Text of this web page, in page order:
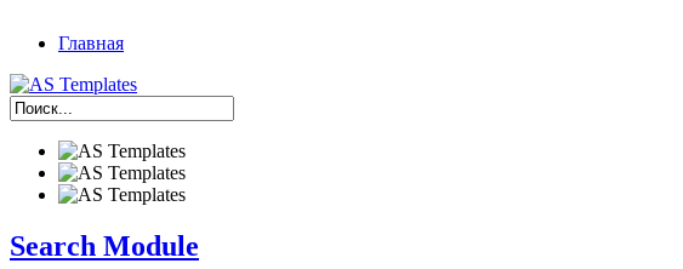
Главная
Search Module